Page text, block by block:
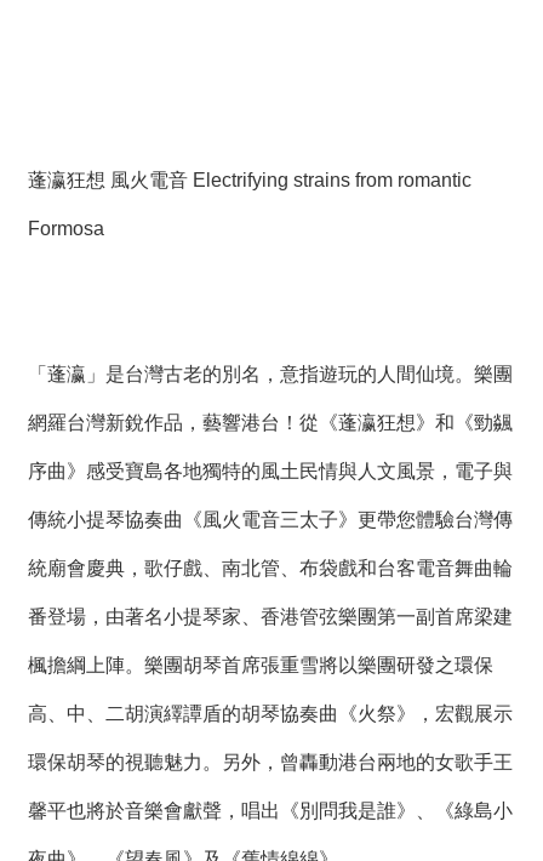
蓬瀛狂想 風火電音 Electrifying strains from romantic
Formosa
「蓬瀛」是台灣古老的別名，意指遊玩的人間仙境。樂團
網羅台灣新銳作品，藝響港台！從《蓬瀛狂想》和《勁飊
序曲》感受寶島各地獨特的風土民情與人文風景，電子與
傳統小提琴協奏曲《風火電音三太子》更帶您體驗台灣傳
統廟會慶典，歌仔戲、南北管、布袋戲和台客電音舞曲輪
番登場，由著名小提琴家、香港管弦樂團第一副首席梁建
楓擔綱上陣。樂團胡琴首席張重雪將以樂團研發之環保
高、中、二胡演繹譚盾的胡琴協奏曲《火祭》，宏觀展示
環保胡琴的視聽魅力。另外，曾轟動港台兩地的女歌手王
馨平也將於音樂會獻聲，唱出《別問我是誰》、《綠島小